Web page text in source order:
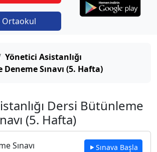
Ortaokul
Yönetici Asistanlığı
Sınavı (5. Hafta)
Dersi Bütünleme
(5. Hafta)
Sınavı Sınava Başla